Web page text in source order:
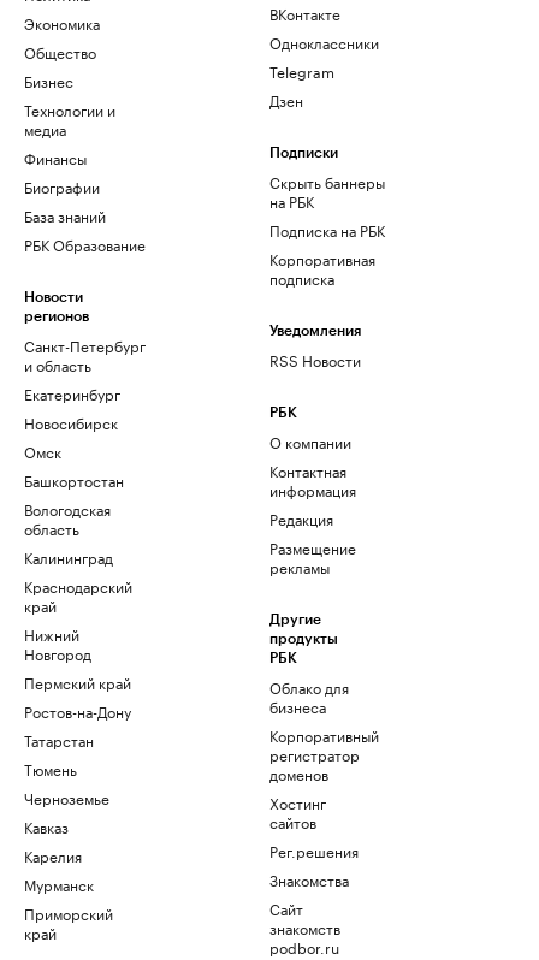
Экономика
Общество
Бизнес
Технологии и
медиа
Финансы
Биографии
База знаний
РБК Образование
Новости
регионов
Санкт-Петербург
и область
Екатеринбург
Новосибирск
Омск
Башкортостан
Вологодская
область
Калининград
Краснодарский
край
Нижний
Новгород
Пермский край
Ростов-на-Дону
Татарстан
Тюмень
Черноземье
Кавказ
Карелия
Мурманск
Приморский
край
ВКонтакте
Одноклассники
Telegram
Дзен
Подписки
Скрыть баннеры
на РБК
Подписка на РБК
Корпоративная
подписка
Уведомления
RSS Новости
РБК
О компании
Контактная
информация
Редакция
Размещение
рекламы
Другие
продукты
РБК
Облако для
бизнеса
Корпоративный
регистратор
доменов
Хостинг
сайтов
Рег.решения
Знакомства
Сайт
знакомств
podbor.ru